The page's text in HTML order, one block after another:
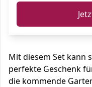
Mit diesem Set kann
perfekte Geschenk
die kommende